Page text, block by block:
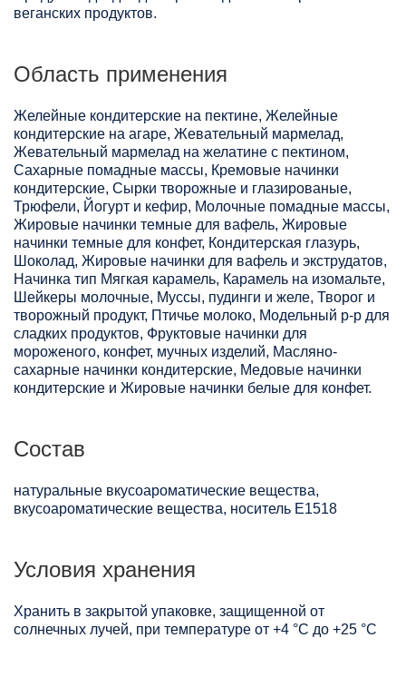
веганских продуктов.
Область применения
Желейные кондитерские на пектине, Желейные
кондитерские на агаре, Жевательный мармелад,
Жевательный мармелад на желатине с пектином,
Сахарные помадные массы, Кремовые начинки
кондитерские, Сырки творожные и глазированые,
Трюфели, Йогурт и кефир, Молочные помадные массы,
Жировые начинки темные для вафель, Жировые
начинки темные для конфет, Кондитерская глазурь,
Шоколад, Жировые начинки для вафель и экструдатов,
Начинка тип Мягкая карамель, Карамель на изомальте,
Шейкеры молочные, Муссы, пудинги и желе, Творог и
творожный продукт, Птичье молоко, Модельный р-р для
сладких продуктов, Фруктовые начинки для
мороженого, конфет, мучных изделий, Масляно-
сахарные начинки кондитерские, Медовые начинки
кондитерские и Жировые начинки белые для конфет.
Состав
натуральные вкусоароматические вещества,
вкусоароматические вещества, носитель Е1518
Условия хранения
Хранить в закрытой упаковке, защищенной от
солнечных лучей, при температуре от +4 °C до +25 °C